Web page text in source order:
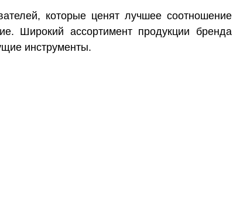
которые ценят лучшее соотношение
Широкий ассортимент продукции бренда
инструменты.